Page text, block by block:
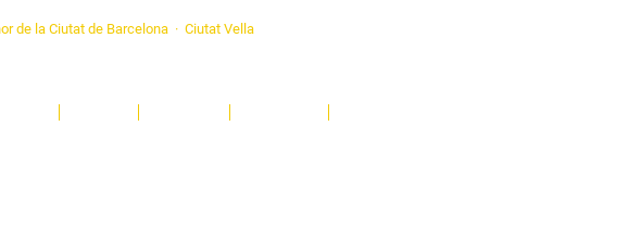
de la Ciutat de Barcelona · Ciutat Vella